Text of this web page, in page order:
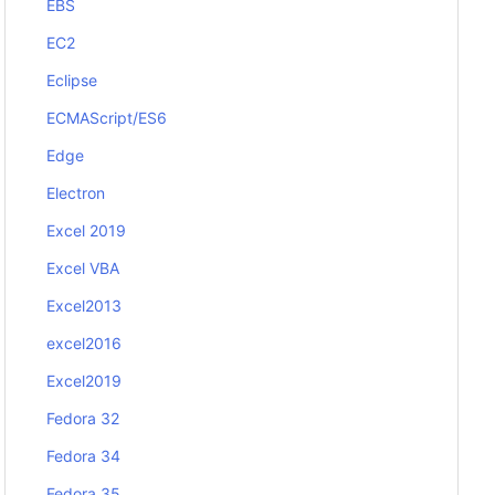
EBS
EC2
Eclipse
ECMAScript/ES6
Edge
Electron
Excel 2019
Excel VBA
Excel2013
excel2016
Excel2019
Fedora 32
Fedora 34